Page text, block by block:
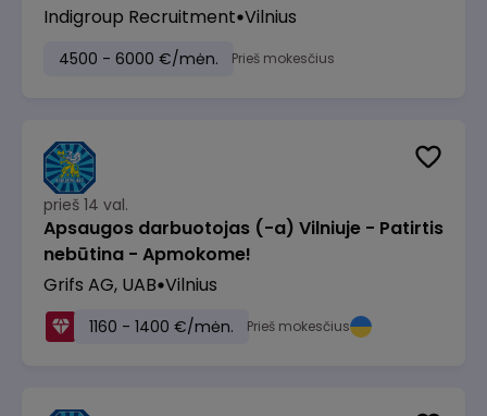
Indigroup Recruitment Vilnius
4500 - 6000 €/mėn. Prieš mokesčius
prieš 14 val.
Apsaugos darbuotojas (-a) Vilniuje - Patirtis
nebūtina - Apmokome!
Grifs AG, UAB Vilnius
1160 - 1400 €/mėn. Prieš mokesčius